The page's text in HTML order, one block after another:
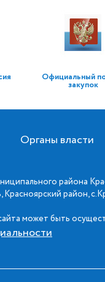
Официальный
закупок
Органы власти
района
Красноярский район,
может быть